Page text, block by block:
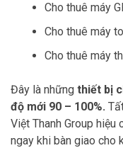
Cho thuê máy
Cho thuê máy
Cho thuê máy
Đây là những thiết bị
độ mới 90 – 100%.
Việt Thanh Group
ngay khi bàn giao cho